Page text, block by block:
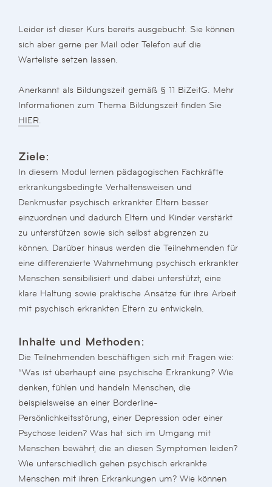
Leider ist dieser Kurs bereits ausgebucht. Sie können
sich aber gerne per Mail oder Telefon auf die
Warteliste setzen lassen.
Anerkannt als Bildungszeit gemäß § 11 BiZeitG. Mehr
Informationen zum Thema Bildungszeit finden Sie
HIER.
Ziele:
In diesem Modul lernen pädagogischen Fachkräfte
erkrankungsbedingte Verhaltensweisen und
Denkmuster psychisch erkrankter Eltern besser
einzuordnen und dadurch Eltern und Kinder verstärkt
zu unterstützen sowie sich selbst abgrenzen zu
können. Darüber hinaus werden die Teilnehmenden für
eine differenzierte Wahrnehmung psychisch erkrankter
Menschen sensibilisiert und dabei unterstützt, eine
klare Haltung sowie praktische Ansätze für ihre Arbeit
mit psychisch erkrankten Eltern zu entwickeln.
Inhalte und Methoden:
Die Teilnehmenden beschäftigen sich mit Fragen wie:
“Was ist überhaupt eine psychische Erkrankung? Wie
denken, fühlen und handeln Menschen, die
beispielsweise an einer Borderline-
Persönlichkeitsstörung, einer Depression oder einer
Psychose leiden? Was hat sich im Umgang mit
Menschen bewährt, die an diesen Symptomen leiden?
Wie unterschiedlich gehen psychisch erkrankte
Menschen mit ihren Erkrankungen um? Wie können